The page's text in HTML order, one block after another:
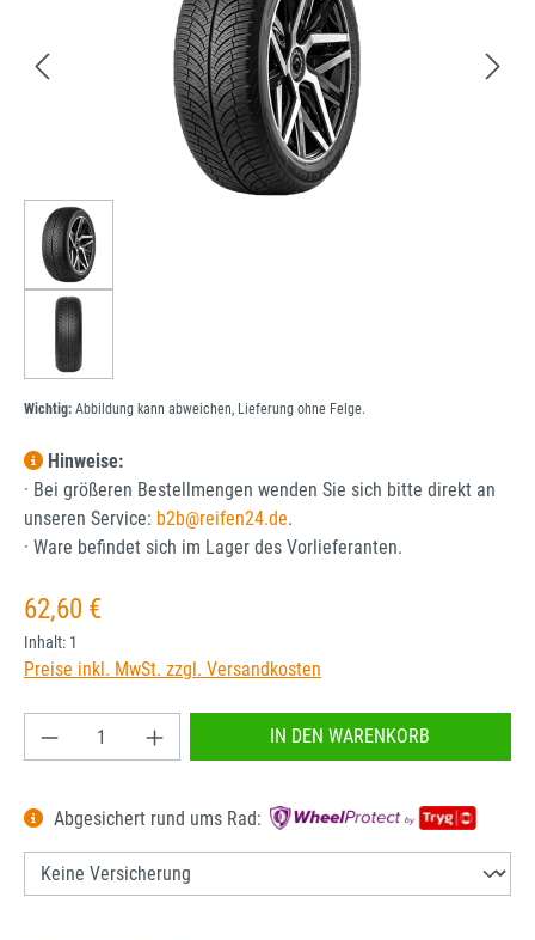
Wichtig: Abbildung kann abweichen, Lieferung ohne Felge.
Hinweise:
· Bei größeren Bestellmengen wenden Sie sich bitte direkt an
unseren Service: b2b@reifen24.de.
· Ware befindet sich im Lager des Vorlieferanten.
Regulärer Preis:
62,60 €
Inhalt: 1
Preise inkl. MwSt. zzgl. Versandkosten
Produkt Anzahl: Gib den gewünschten Wert
IN DEN WARENKORB
Abgesichert rund ums Rad: